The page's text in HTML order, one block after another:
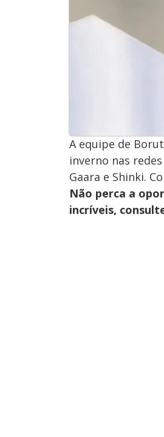
A equipe de
inverno nas
Gaara e Shinki.
Não perca a
incríveis,